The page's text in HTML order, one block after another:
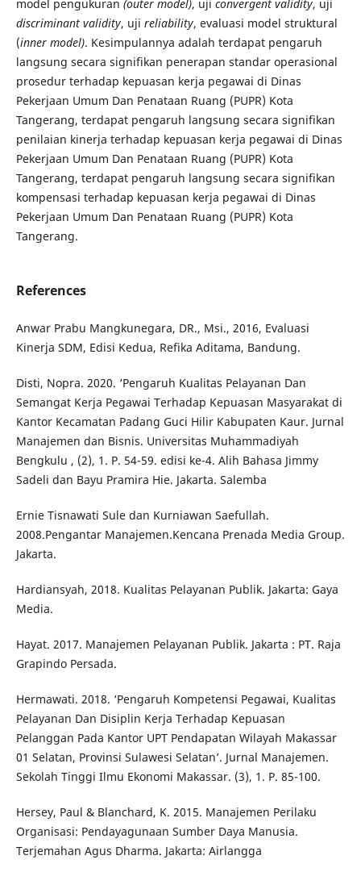
model pengukuran (outer model), uji convergent validity, uji
discriminant validity, uji reliability, evaluasi model struktural
(inner model). Kesimpulannya adalah terdapat pengaruh
langsung secara signifikan penerapan standar operasional
prosedur terhadap kepuasan kerja pegawai di Dinas
Pekerjaan Umum Dan Penataan Ruang (PUPR) Kota
Tangerang, terdapat pengaruh langsung secara signifikan
penilaian kinerja terhadap kepuasan kerja pegawai di Dinas
Pekerjaan Umum Dan Penataan Ruang (PUPR) Kota
Tangerang, terdapat pengaruh langsung secara signifikan
kompensasi terhadap kepuasan kerja pegawai di Dinas
Pekerjaan Umum Dan Penataan Ruang (PUPR) Kota
Tangerang.
References
Anwar Prabu Mangkunegara, DR., Msi., 2016, Evaluasi
Kinerja SDM, Edisi Kedua, Refika Aditama, Bandung.
Disti, Nopra. 2020. ‘Pengaruh Kualitas Pelayanan Dan
Semangat Kerja Pegawai Terhadap Kepuasan Masyarakat di
Kantor Kecamatan Padang Guci Hilir Kabupaten Kaur. Jurnal
Manajemen dan Bisnis. Universitas Muhammadiyah
Bengkulu , (2), 1. P. 54-59. edisi ke-4. Alih Bahasa Jimmy
Sadeli dan Bayu Pramira Hie. Jakarta. Salemba
Ernie Tisnawati Sule dan Kurniawan Saefullah.
2008.Pengantar Manajemen.Kencana Prenada Media Group.
Jakarta.
Hardiansyah, 2018. Kualitas Pelayanan Publik. Jakarta: Gaya
Media.
Hayat. 2017. Manajemen Pelayanan Publik. Jakarta : PT. Raja
Grapindo Persada.
Hermawati. 2018. ‘Pengaruh Kompetensi Pegawai, Kualitas
Pelayanan Dan Disiplin Kerja Terhadap Kepuasan
Pelanggan Pada Kantor UPT Pendapatan Wilayah Makassar
01 Selatan, Provinsi Sulawesi Selatan’. Jurnal Manajemen.
Sekolah Tinggi Ilmu Ekonomi Makassar. (3), 1. P. 85-100.
Hersey, Paul & Blanchard, K. 2015. Manajemen Perilaku
Organisasi: Pendayagunaan Sumber Daya Manusia.
Terjemahan Agus Dharma. Jakarta: Airlangga